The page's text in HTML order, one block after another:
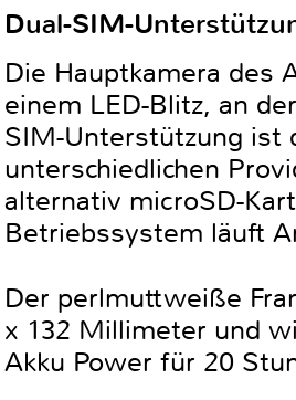
Dual-SIM-
Die Hauptkamera des
einem LED-Blitz, an
SIM-Unterstützung ist
unterschiedlichen
alternativ microSD-
Betriebssystem läuft
Der perlmuttweiße
x 132 Millimeter und
Akku Power für 20